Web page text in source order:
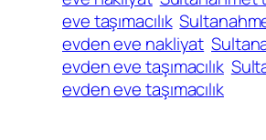
eve taşımacılık
evden eve nakliyat
evden eve taşımacılık
evden eve taşımacılık